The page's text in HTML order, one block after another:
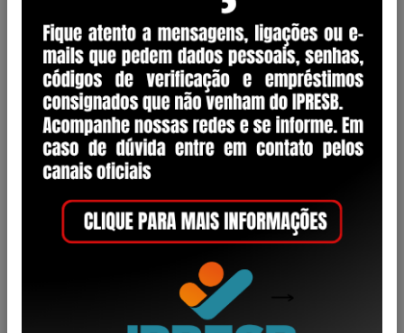
Categoria
Decreto
Lei Complementar